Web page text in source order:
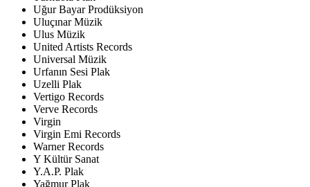
Uğur Bayar Prodüksiyon
Uluçınar Müzik
Ulus Müzik
United Artists Records
Universal Müzik
Urfanın Sesi Plak
Uzelli Plak
Vertigo Records
Verve Records
Virgin
Virgin Emi Records
Warner Records
Y Kültür Sanat
Y.A.P. Plak
Yağmur Plak